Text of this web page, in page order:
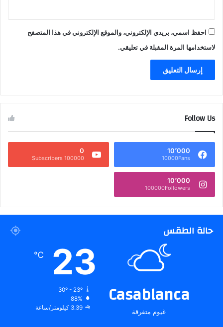
احفظ اسمي، بريدي الإلكتروني، والموقع الإلكتروني في هذا المتصفح
لاستخدامها المرة المقبلة في تعليقي.
Follow Us
10٬000
10000Fans
0
100000 Subscribers
10٬000
100000Followers
حالة الطقس
Casablanca
غيوم متفرقة
23
℃
30º - 23º
88%
3.39 كيلومتر/ساعة